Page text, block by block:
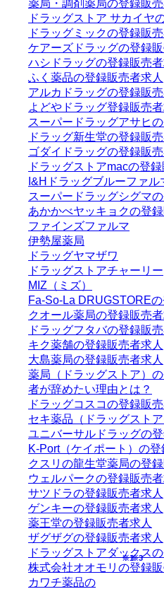
※1※3
薬局・調剤薬局の登録販
ドラッグストア サカイヤ
ドラッグミックの登録販
ケアーズドラッグの登録販
ハシドラッグの登録販売者
ふく薬品の登録販売者求人
アルカドラッグの登録販売
よどやドラッグ登録販売者
スーパードラッグアサヒ
ドラッグ新生堂の登録販
ゴダイドラッグの登録販売
ドラッグストアmacの登
I&Hドラッグブルーファル
スーパードラッグシグマ
あかかべヤッキョクの登
ファインズファルマ
伊勢屋薬局
ドラッグヤマザワ
ドラッグストアチャーリー
MIZ（ミズ）
Fa-So-La DRUGSTORE
クオール薬局の登録販売者
ドラッグフタバの登録販
キク薬舗の登録販売者求人
大島薬局の登録販売者求人
薬局（ドラッグストア）
者が辞めたい理由とは？
ドラッグコスコの登録販
セキ薬品（ドラッグスト
ユニバーサルドラッグの
K-Port（ケイポート）の登
クスリの龍生堂薬局の登
ウェルパークの登録販売者
サツドラの登録販売者求人
ゲンキーの登録販売者求人
薬王堂の登録販売者求人
ザグザグの登録販売者求人
ドラッグストアダックス
株式会社オオモリの登録販
カワチ薬品の